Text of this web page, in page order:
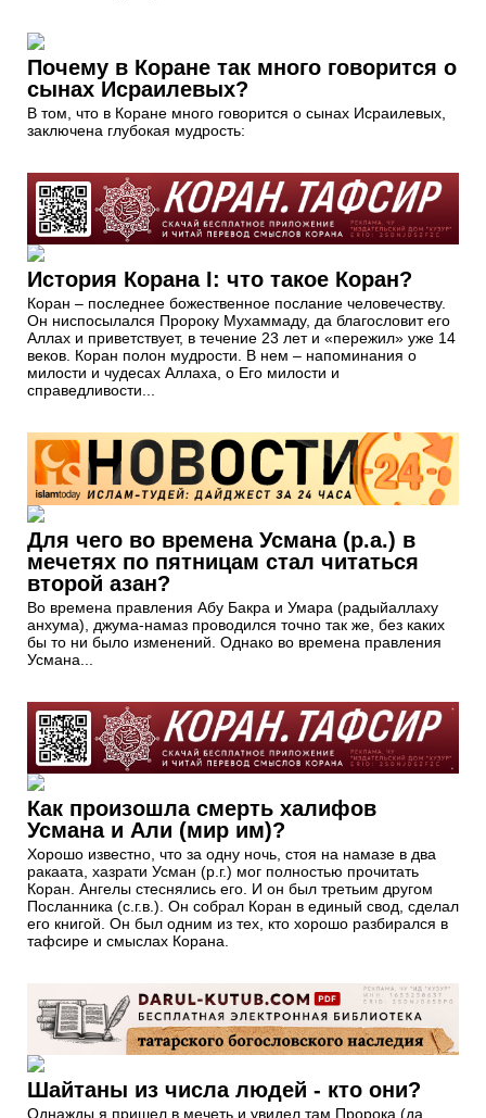
Почему в Коране так много говорится о
сынах Исраилевых?
В том, что в Коране много говорится о сынах Исраилевых,
заключена глубокая мудрость:
История Корана I: что такое Коран?
Коран – последнее божественное послание человечеству.
Он ниспосылался Пророку Мухаммаду, да благословит его
Аллах и приветствует, в течение 23 лет и «пережил» уже 14
веков. Коран полон мудрости. В нем – напоминания о
милости и чудесах Аллаха, о Его милости и
справедливости...
Для чего во времена Усмана (р.а.) в
мечетях по пятницам стал читаться
второй азан?
Во времена правления Абу Бакра и Умара (радыйаллаху
анхума), джума-намаз проводился точно так же, без каких
бы то ни было изменений. Однако во времена правления
Усмана...
Как произошла смерть халифов
Усмана и Али (мир им)?
Хорошо известно, что за одну ночь, стоя на намазе в два
ракаата, хазрати Усман (р.г.) мог полностью прочитать
Коран. Ангелы стеснялись его. И он был третьим другом
Посланника (с.г.в.). Он собрал Коран в единый свод, сделал
его книгой. Он был одним из тех, кто хорошо разбирался в
тафсире и смыслах Корана.
Шайтаны из числа людей - кто они?
Однажды я пришел в мечеть и увидел там Пророка (да